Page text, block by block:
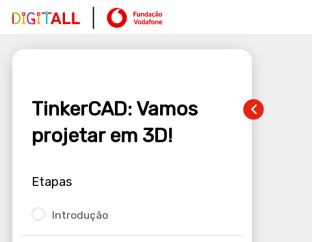
TinkerCAD: Vamos
projetar em 3D!
Etapas
Introdução